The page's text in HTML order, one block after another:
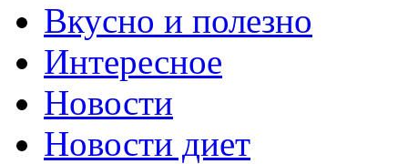
Вкусно и полезно
Интересное
Новости
Новости диет